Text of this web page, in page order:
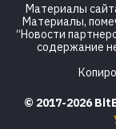
Материалы
Материалы,
“Новости
содержание
© 2017-2026